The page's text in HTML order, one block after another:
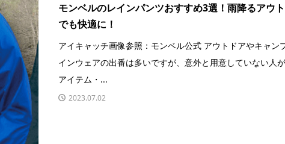
モンベルのレインパンツおすすめ3選！雨降るアウ
でも快適に！
アイキャッチ画像参照：モンベル公式 アウトドアやキャン
インウェアの出番は多いですが、意外と用意していない人
アイテム・...
2023.07.02